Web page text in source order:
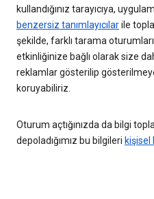
kullandığınız tarayıcıya,
benzersiz tanımlayıcılarile
şekilde, farklı tarama
etkinliğinize bağlı olarak size
reklamlar gösterilip
koruyabiliriz.
Oturum açtığınızda da bilgi
depoladığımız bu bilgileri kişisel